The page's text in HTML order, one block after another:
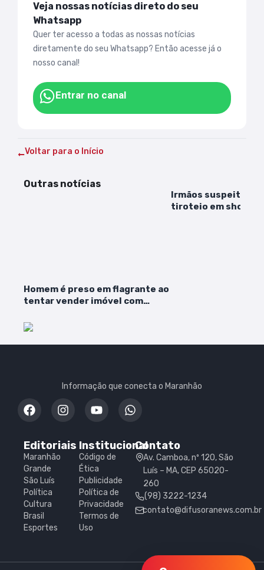
Veja nossas notícias direto do seu
Whatsapp
Quer ter acesso a todas as nossas notícias
diretamente do seu Whatsapp? Então acesse já o
nosso canal!
Entrar no canal
Voltar para o Início
Outras notícias
Homem é preso em flagrante ao
tentar vender imóvel com
Irmãos suspeitos
tiroteio em show
Informação que conecta o Maranhão
Editoriais
Maranhão
Grande
São Luís
Política
Cultura
Brasil
Esportes
Institucional
Código de
Ética
Publicidade
Política de
Privacidade
Termos de
Uso
Contato
Av. Camboa, nº 120, São
Luís – MA, CEP 65020-
260
(98) 3222-1234
contato@difusoranews.com.br